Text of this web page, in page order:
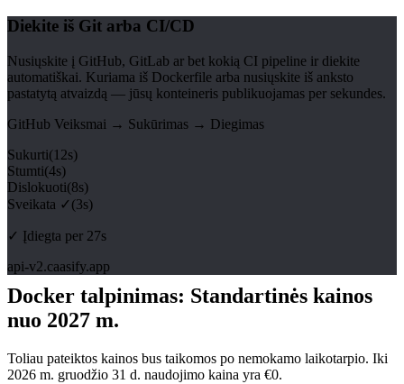
Diekite iš Git arba CI/CD
Nusiųskite į GitHub, GitLab ar bet kokią CI pipeline ir diekite
automatiškai. Kuriama iš Dockerfile arba nusiųskite iš anksto
pastatytą atvaizdą — jūsų konteineris publikuojamas per sekundes.
GitHub Veiksmai → Sukūrimas → Diegimas
Sukurti(12s)
Stumti(4s)
Dislokuoti(8s)
Sveikata ✓ (3s)
✓ Įdiegta per 27s
api-v2.caasify.app
Docker talpinimas: Standartinės kainos
nuo 2027 m.
Toliau pateiktos kainos bus taikomos po nemokamo laikotarpio. Iki
2026 m. gruodžio 31 d. naudojimo kaina yra €0.